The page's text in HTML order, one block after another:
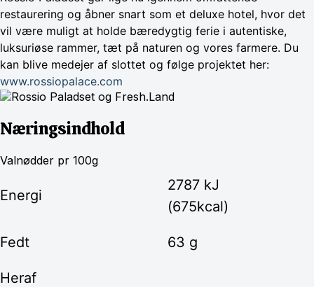
restaurering og åbner snart som et deluxe hotel, hvor det
vil være muligt at holde bæredygtig ferie i autentiske,
luksuriøse rammer, tæt på naturen og vores farmere. Du
kan blive medejer af slottet og følge projektet her:
www.rossiopalace.com
Næringsindhold
Valnødder pr 100g
Energi
2787 kJ
(675kcal)
Fedt 63 g
Heraf